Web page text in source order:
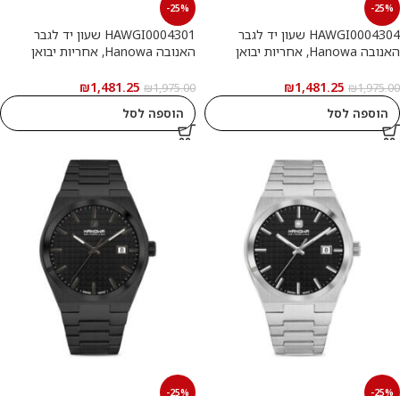
-25%
HAWGI0004304 שעון יד לגבר
האנובה Hanowa, אחריות יבואן
₪1,975.00
₪1,481.25
הוספה לסל
-25%
HAWGI0004301 שעון יד לגבר
האנובה Hanowa, אחריות יבואן
₪1,975.00
₪1,481.25
הוספה לסל
-25%
-25%